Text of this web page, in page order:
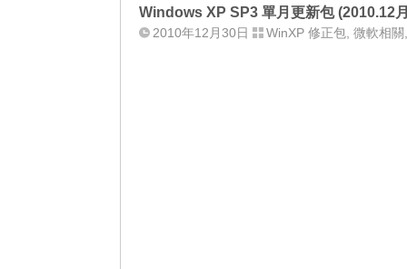
Windows XP SP3 單月更新包 (2010.12
2010年12月30日 WinXP 修正包 微軟相關